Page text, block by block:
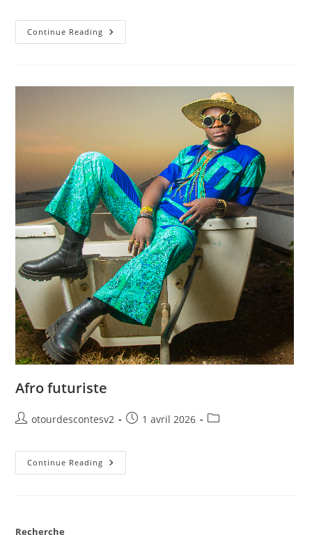
Continue Reading
Afro futuriste
otourdescontesv2 1 avril 2026
Continue Reading
Recherche